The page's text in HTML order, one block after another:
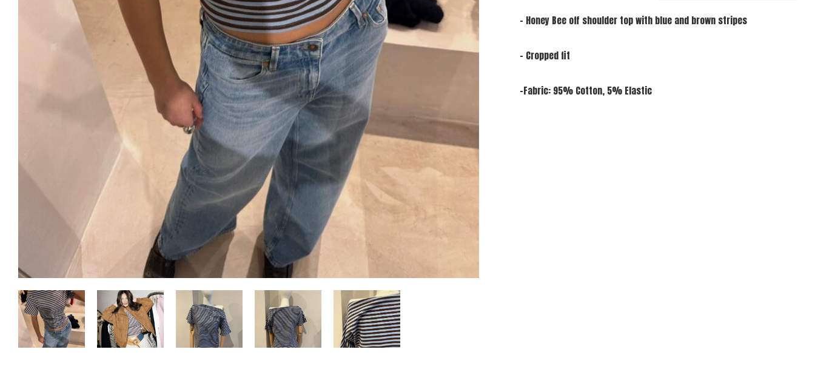
- Honey Bee off shoulder top with blue and brown stripes
- Cropped fit
-Fabric: 95% Cotton, 5% Elastic